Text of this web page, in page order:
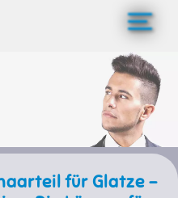
>
für Glatze -